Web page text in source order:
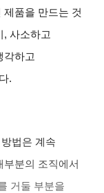
제품을 만드는 것
,사소하고
각하고
.
법은 계속
부분의 조직에서
거둘 부분을